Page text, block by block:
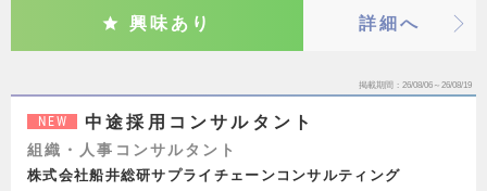
興味あり 詳細へ
掲載期間 26/08/06～26/08/19
NEW 中途採用コンサルタント
組織・人事コンサルタント
株式会社船井総研サプライチェーンコンサルティング